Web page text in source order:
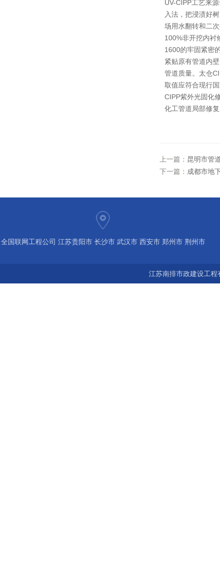
UV-CIPP工艺来
入法，把浸渍好
场用水翻转和二
100%非开挖内衬
1600的牢固紧密
紧贴原有管道内
管道质量。太仓
取值应符合现行
CIPP紫外光固化
化工管道局部修
上一篇： 昆明市管
下一篇： 成都市地
全国联网工程公司 江苏贵阳市 长沙市 武汉市 西安市 郑州市 荆州市
江苏南排市政建设工